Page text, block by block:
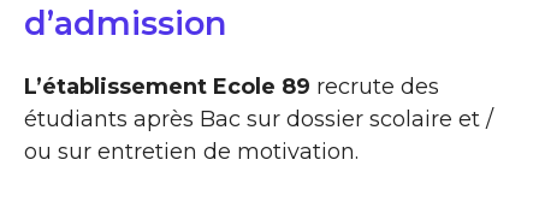
d’admission
L’établissement Ecole 89 recrute des
étudiants après Bac sur dossier scolaire et /
ou sur entretien de motivation.